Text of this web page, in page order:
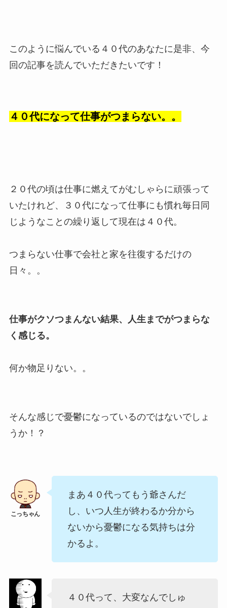
このように悩んでいる４０代のあなたに是非、今
回の記事を読んでいただきたいです！
４０代になって仕事がつまらない。。
２０代の頃は仕事に燃えてがむしゃらに頑張って
いたけれど、３０代になって仕事にも慣れ毎日同
じようなことの繰り返して現在は４０代。
つまらない仕事で会社と家を往復するだけの
日々。。
仕事がクソつまんない結果、人生までがつまらな
く感じる。
何か物足りない。。
そんな感じで憂鬱になっているのではないでしょ
うか！？
まあ４０代ってもう爺さんだ
し、いつ人生が終わるか分から
ないから憂鬱になる気持ちは分
かるよ。
４０代って、大変なんでしゅ